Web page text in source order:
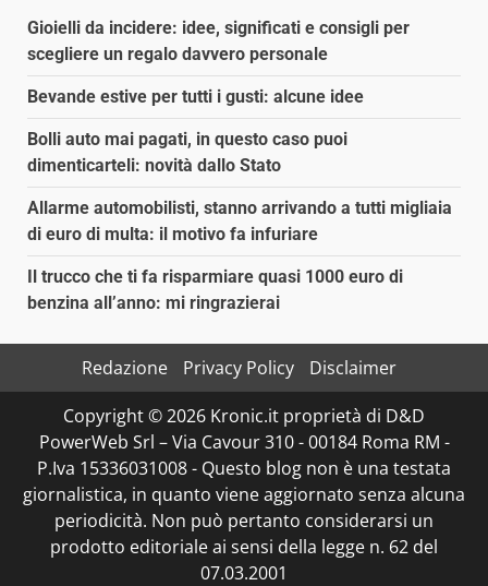
Gioielli da incidere: idee, significati e consigli per
scegliere un regalo davvero personale
Bevande estive per tutti i gusti: alcune idee
Bolli auto mai pagati, in questo caso puoi
dimenticarteli: novità dallo Stato
Allarme automobilisti, stanno arrivando a tutti migliaia
di euro di multa: il motivo fa infuriare
Il trucco che ti fa risparmiare quasi 1000 euro di
benzina all’anno: mi ringrazierai
Redazione Privacy Policy
Disclaimer
Copyright © 2026 Kronic.it proprietà di D&D
PowerWeb Srl – Via Cavour 310 - 00184 Roma RM -
P.Iva 15336031008 - Questo blog non è una testata
giornalistica, in quanto viene aggiornato senza alcuna
periodicità. Non può pertanto considerarsi un
prodotto editoriale ai sensi della legge n. 62 del
07.03.2001